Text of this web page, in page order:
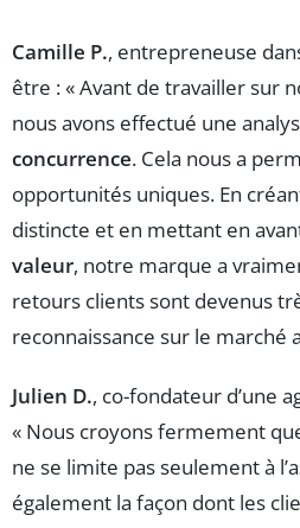
Camille P., entrepreneuse
être : « Avant de travailler sur
nous avons effectué une
concurrence. Cela nous a
opportunités uniques. En
distincte et en mettant en
valeur, notre marque a
retours clients sont devenus
reconnaissance sur le marché
Julien D., co-fondateur d’une
« Nous croyons fermement
ne se limite pas seulement à
également la façon dont les